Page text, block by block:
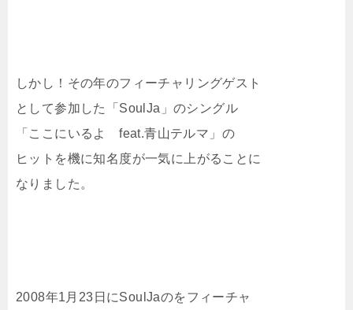
しかし！その年のフィーチャリングゲスト
として参加した「SoulJa」のシングル
「ここにいるよ feat.青山テルマ」の
ヒットを機に知名度が一気に上がることに
なりました。
2008年1月23日にSoulJaのをフィーチャ